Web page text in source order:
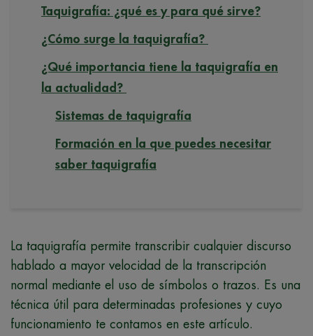
Taquigrafía: ¿qué es y para qué sirve?
¿Cómo surge la taquigrafía?
¿Qué importancia tiene la taquigrafía en
la actualidad?
Sistemas de taquigrafía
Formación en la que puedes necesitar
saber taquigrafía
La taquigrafía permite transcribir cualquier discurso
hablado a mayor velocidad de la transcripción
normal mediante el uso de símbolos o trazos. Es una
técnica útil para determinadas profesiones y cuyo
funcionamiento te contamos en este artículo.